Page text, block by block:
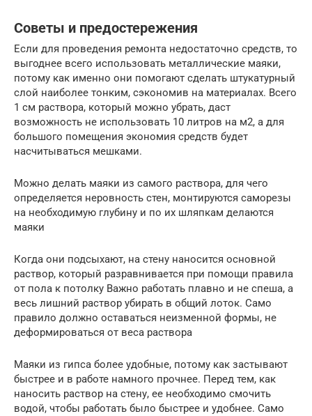
Советы и предостережения
Если для проведения ремонта недостаточно средств, то
выгоднее всего использовать металлические маяки,
потому как именно они помогают сделать штукатурный
слой наиболее тонким, сэкономив на материалах. Всего
1 см раствора, который можно убрать, даст
возможность не использовать 10 литров на м2, а для
большого помещения экономия средств будет
насчитываться мешками.
Можно делать маяки из самого раствора, для чего
определяется неровность стен, монтируются саморезы
на необходимую глубину и по их шляпкам делаются
маяки
Когда они подсыхают, на стену наносится основной
раствор, который разравнивается при помощи правила
от пола к потолку Важно работать плавно и не спеша, а
весь лишний раствор убирать в общий лоток. Само
правило должно оставаться неизменной формы, не
деформироваться от веса раствора
Маяки из гипса более удобные, потому как застывают
быстрее и в работе намного прочнее. Перед тем, как
наносить раствор на стену, ее необходимо смочить
водой, чтобы работать было быстрее и удобнее. Само